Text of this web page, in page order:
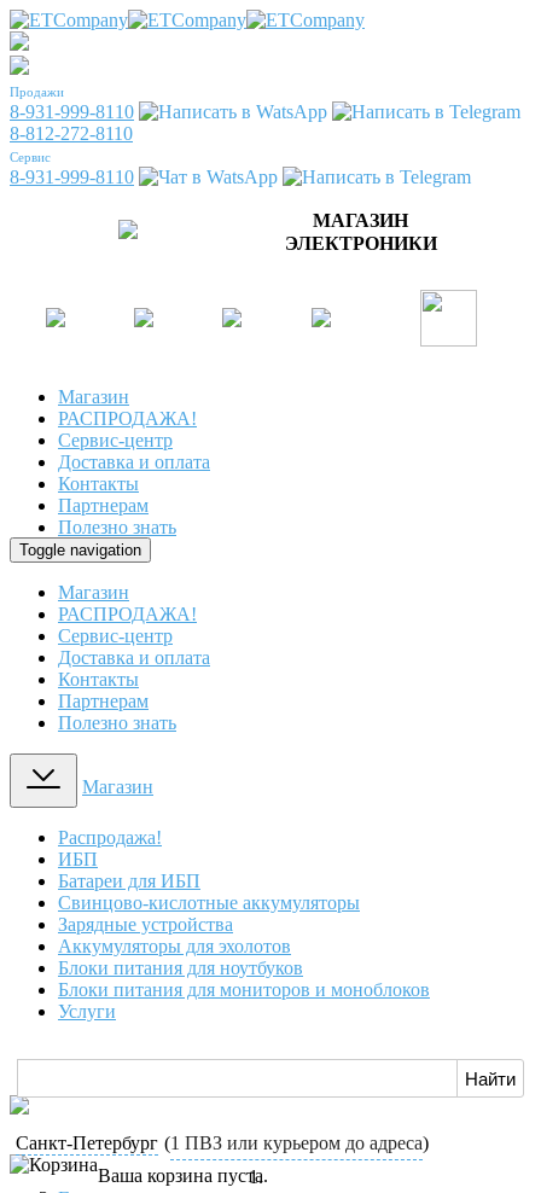
Продажи
8-931-999-8110
8-812-272-8110
Сервис
8-931-999-8110
МАГАЗИН
ЭЛЕКТРОНИКИ
Магазин
РАСПРОДАЖА!
Сервис-центр
Доставка и оплата
Контакты
Партнерам
Полезно знать
Toggle navigation
Магазин
РАСПРОДАЖА!
Сервис-центр
Доставка и оплата
Контакты
Партнерам
Полезно знать
Магазин
Распродажа!
ИБП
Батареи для ИБП
Свинцово-кислотные аккумуляторы
Зарядные устройства
Аккумуляторы для эхолотов
Блоки питания для ноутбуков
Блоки питания для мониторов и моноблоков
Услуги
Санкт-Петербург (1 ПВЗ или курьером до адреса)
Ваша корзина пуста.